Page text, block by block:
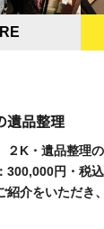
遺品整理
２K・遺品整理
300,000円・税
紹介をいただき